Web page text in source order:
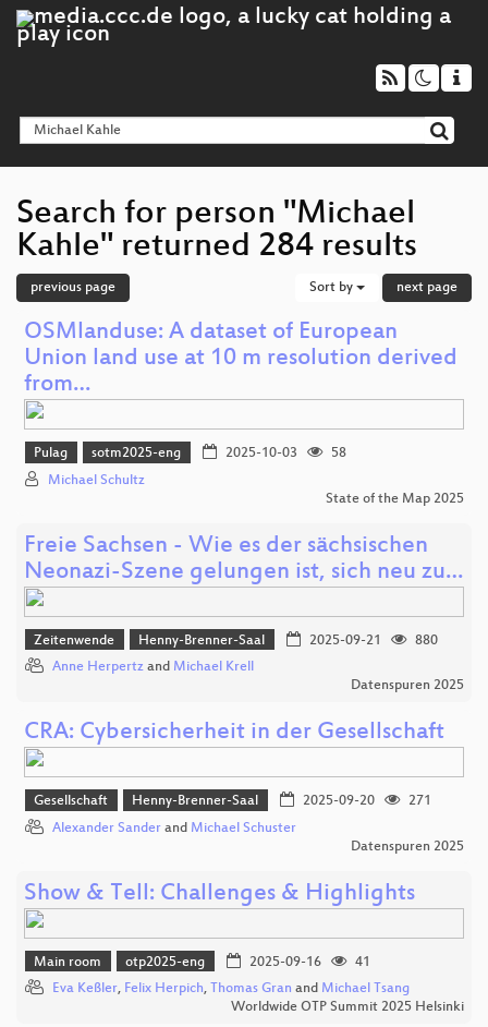
Search for person "Michael
Kahle" returned 284 results
previous page Sort by next page
OSMlanduse: A dataset of European
Union land use at 10 m resolution derived
from…
Pulag sotm2025-eng 2025-10-03
58
Michael Schultz
State of the Map 2025
Freie Sachsen - Wie es der sächsischen
Neonazi-Szene gelungen ist, sich neu zu…
Zeitenwende Henny-Brenner-Saal 2025-09-21
880
Anne Herpertz and Michael Krell
Datenspuren 2025
CRA: Cybersicherheit in der Gesellschaft
Gesellschaft Henny-Brenner-Saal 2025-09-20
271
Alexander Sander and Michael Schuster
Datenspuren 2025
Show & Tell: Challenges & Highlights
Main room otp2025-eng 2025-09-16
41
Eva Keßler, Felix Herpich, Thomas Gran and Michael Tsang
Worldwide OTP Summit 2025 Helsinki